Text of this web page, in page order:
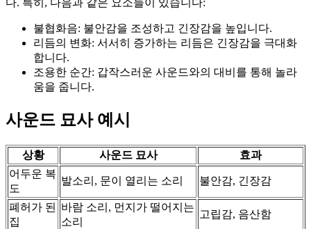
다. 특히, 다음과 같은 요소들이 있습니다:
불협화음: 불안감을 조성하고 긴장감을 높입니다.
리듬의 변화: 서서히 증가하는 리듬은 긴장감을 극대화
합니다.
조용한 순간: 갑작스러운 사운드와의 대비를 통해 놀라
움을 줍니다.
사운드 묘사 예시
상황 사운드 묘사
효과
어두운 복
도
발소리, 문이 열리는 소리 불안감, 긴장감
폐허가 된
집
바람 소리, 먼지가 떨어지는
소리
고립감, 음산함